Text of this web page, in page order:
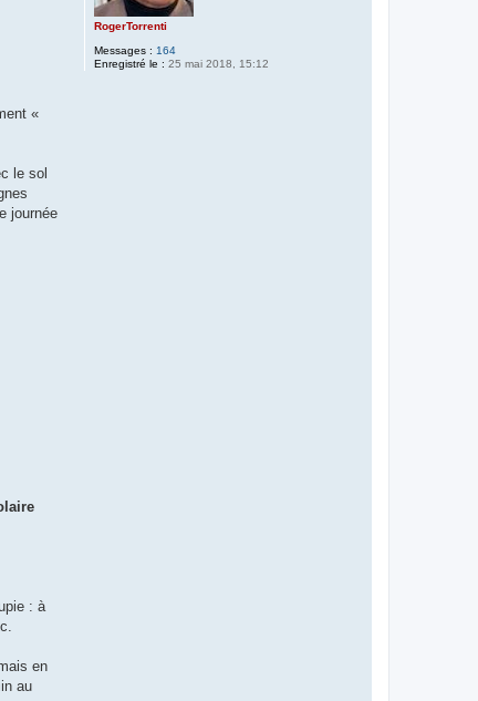
RogerTorrenti
Messages : 164
Enregistré le : 25 mai 2018, 15:12
«
le sol
journée
: à
en
au